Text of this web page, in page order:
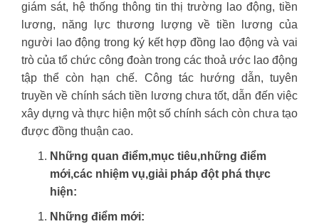
giám sát, hệ thống thông tin thị trường lao động, tiền
lương, năng lực thương lượng về tiền lương của
người lao động trong ký kết hợp đồng lao động và vai
trò của tổ chức công đoàn trong các thoả ước lao động
tập thể còn hạn chế. Công tác hướng dẫn, tuyên
truyền về chính sách tiền lương chưa tốt, dẫn đến việc
xây dựng và thực hiện một số chính sách còn chưa tạo
được đồng thuận cao.
Những quan điểm,mục tiêu,những điểm
mới,các nhiệm vụ,giải pháp đột phá thực
hiện:
Những điểm mới: